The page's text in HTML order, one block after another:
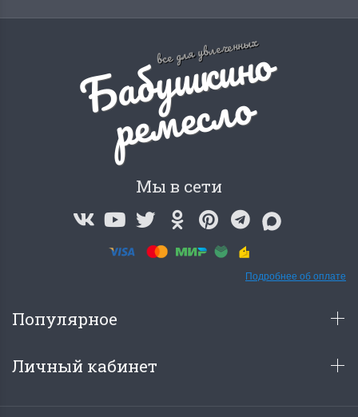
1 апреля 2026
все для увлеченных
Б
а
б
у
ш
к
и
н
о
р
е
м
е
с
л
о
Мы в сети
Подробнее об оплате
Популярное
Личный кабинет